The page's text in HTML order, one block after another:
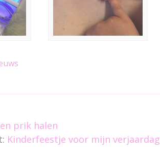
prik halen
Kinderfeestje voor mijn verjaardag